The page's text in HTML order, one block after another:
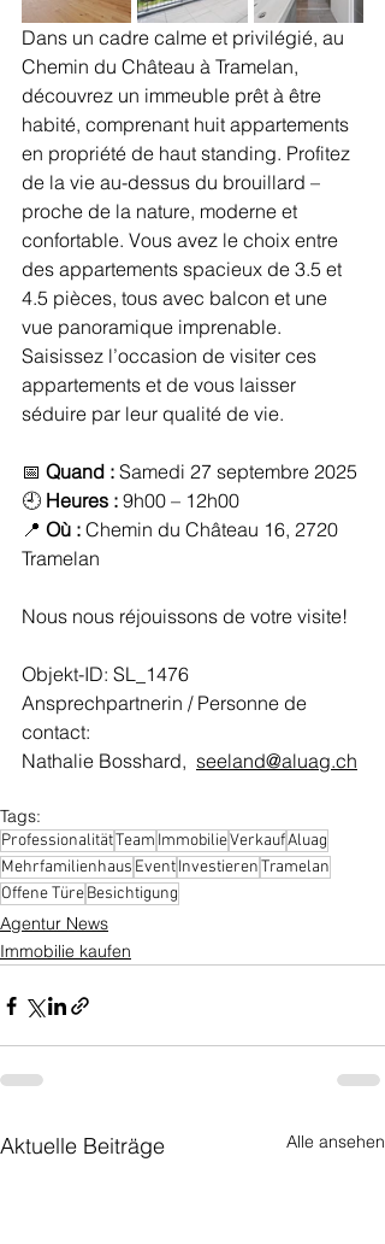
Dans un cadre calme et privilégié, au
Chemin du Château à Tramelan,
découvrez un immeuble prêt à être
habité, comprenant huit appartements
en propriété de haut standing. Profitez
de la vie au-dessus du brouillard –
proche de la nature, moderne et
confortable. Vous avez le choix entre
des appartements spacieux de 3.5 et
4.5 pièces, tous avec balcon et une
vue panoramique imprenable.
Saisissez l’occasion de visiter ces
appartements et de vous laisser
séduire par leur qualité de vie.
📅 Quand : Samedi 27 septembre 2025
🕘 Heures : 9h00 – 12h00
📍 Où : Chemin du Château 16, 2720
Tramelan
Nous nous réjouissons de votre visite!
Objekt-ID: SL_1476
Ansprechpartnerin / Personne de
contact:
Nathalie Bosshard, seeland@aluag.ch
Tags:
ProfessionalitätTeam ImmobilieVerkaufAluag
Mehrfamilienhaus EventInvestierenTramelan
Offene TüreBesichtigung
Agentur News
Immobilie kaufen
Aktuelle Beiträge Alle ansehen